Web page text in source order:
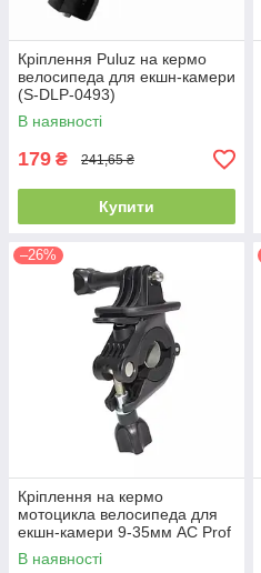
Кріплення Puluz на кермо
велосипеда для екшн-камери
(S-DLP-0493)
В наявності
179 ₴ 241,65 ₴
Купити
–26%
Кріплення на кермо
мотоцикла велосипеда для
екшн-камери 9-35мм AC Prof
GP428A
В наявності